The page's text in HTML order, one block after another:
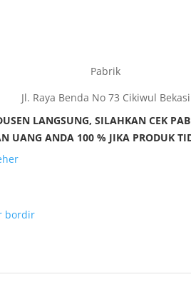
Pabrik
Jl. Raya Benda No 73 Cikiwul Bekasi
LANGSUNG, SILAHKAN CEK
UANG ANDA 100 % JIKA PRODUK
bordir